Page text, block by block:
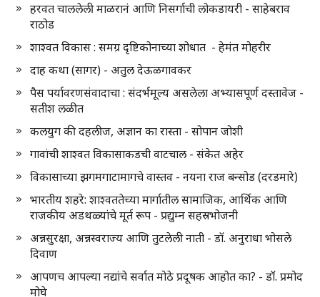
हरवत चाललेली माळरानं आणि निसर्गाची लोकडायरी - साहेबराव
राठोड
शाश्वत विकास : समग्र दृष्टिकोनाच्या शोधात - हेमंत मोहरीर
दाह कथा (सागर) - अतुल देऊळगावकर
पैस पर्यावरणसंवादाचा : संदर्भमूल्य असलेला अभ्यासपूर्ण दस्तावेज -
सतीश लळीत
कलयुग की दहलीज, अज्ञान का रास्ता - सोपान जोशी
गावांची शाश्वत विकासाकडची वाटचाल - संकेत अहेर
विकासाच्या झगमगाटामागचे वास्तव - नयना राज बन्सोड (दरडमारे)
भारतीय शहरे: शाश्वततेच्या मार्गातील सामाजिक, आर्थिक आणि
राजकीय अडथळ्यांचे मूर्त रूप - प्रद्युम्न सहस्रभोजनी
अन्नसुरक्षा, अन्नस्वराज्य आणि तुटलेली नाती - डॉ. अनुराधा भोसले
दिवाण
आपणच आपल्या नद्यांचे सर्वात मोठे प्रदूषक आहोत का? - डॉ. प्रमोद
मोघे